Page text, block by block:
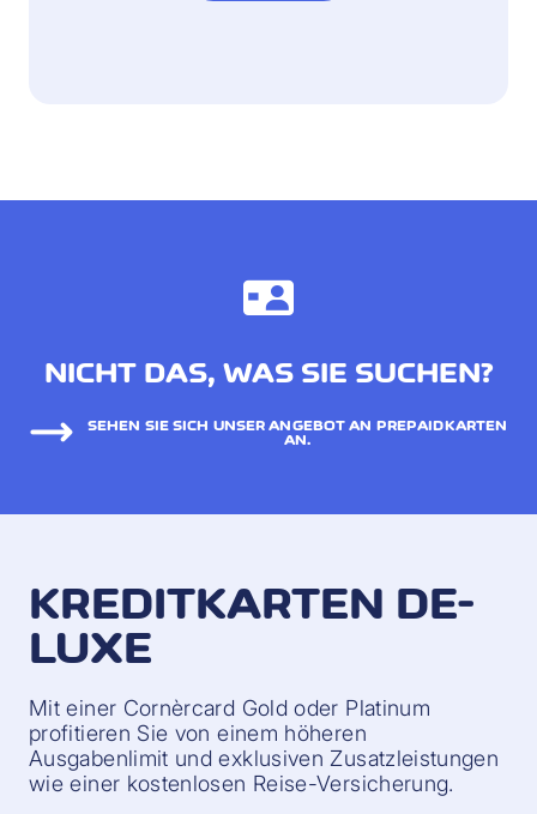
NICHT DAS, WAS SIE SUCHEN?
SEHEN SIE SICH UNSER ANGEBOT AN PREPAIDKARTEN
AN.
KREDITKARTEN DE-
LUXE
Mit einer Cornèrcard Gold oder Platinum
profitieren Sie von einem höheren
Ausgabenlimit und exklusiven Zusatzleistungen
wie einer kostenlosen Reise-Versicherung.